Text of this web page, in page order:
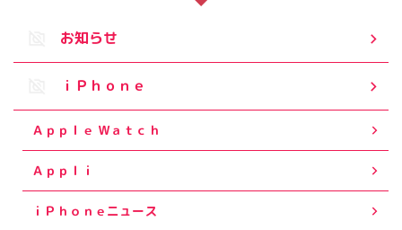
お知らせ
ｉＰｈｏｎｅ
Ａｐｐｌｅ Ｗａｔｃｈ
Ａｐｐｌｉ
ｉＰｈｏｎｅニュース